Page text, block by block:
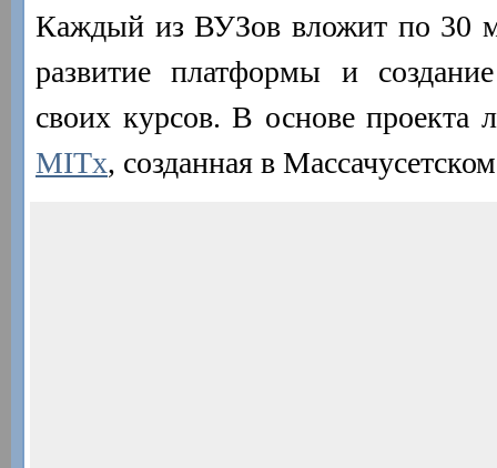
Каждый из ВУЗов вложит по 30
развитие платформы и
своих курсов. В основе проекта
MITx, созданная в